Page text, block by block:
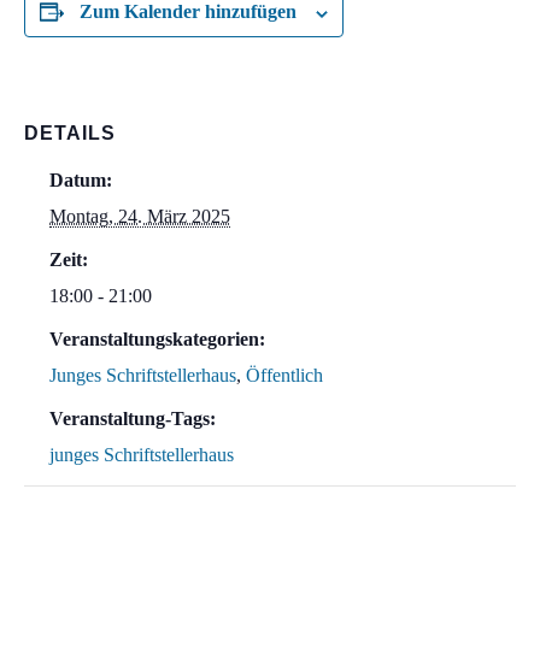
Zum Kalender hinzufügen
DETAILS
Datum:
Montag, 24. März 2025
Zeit:
18:00 - 21:00
Veranstaltungskategorien:
Junges Schriftstellerhaus, Öffentlich
Veranstaltung-Tags:
junges Schriftstellerhaus